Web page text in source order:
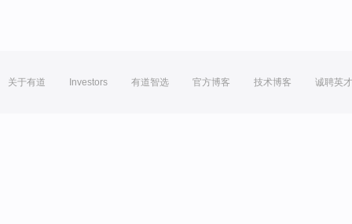
关于有道 Investors 有道智选 官方博客 技术博客 诚聘英才